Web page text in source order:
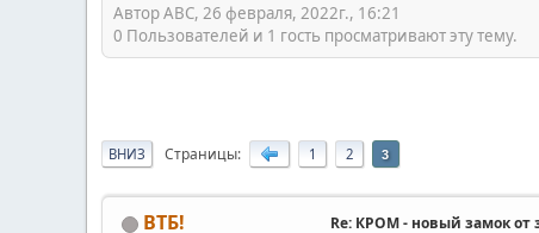
Автор АВС, 26 февраля, 2022г., 16:21
0 Пользователей и 1 гость просматривают эту тему.
ВНИЗ Страницы 1 2 3
ВТБ! Re: КРОМ - новый замок от